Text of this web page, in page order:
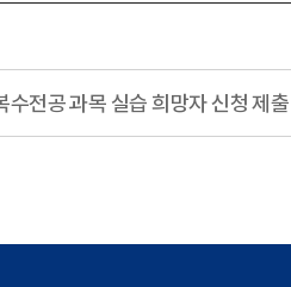
전공 과목 실습 희망자 신청 제출